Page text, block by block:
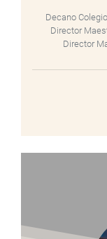
Decano
Director
Director